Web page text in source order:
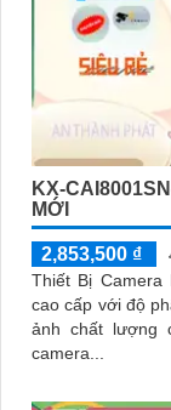
KX-
MỚI
2,853,500 ₫
Thiết Bị Camera
cao cấp với độ
ảnh chất lượng cao. Với công nghệ thiếu
camera...